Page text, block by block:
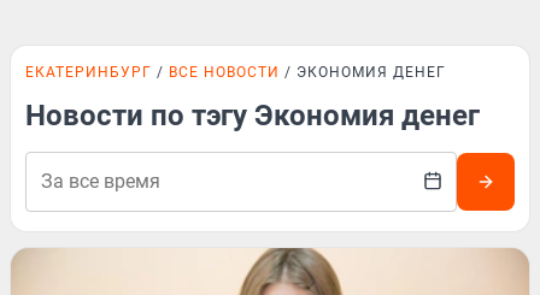
ЕКАТЕРИНБУРГ ВСЕ НОВОСТИ ЭКОНОМИЯ ДЕНЕГ
Новости по тэгу Экономия денег